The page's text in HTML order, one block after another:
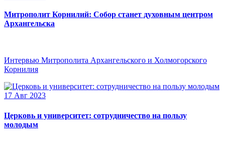
Митрополит Корнилий: Собор станет духовным центром
Архангельска
Интервью Митрополита Архангельского и Холмогорского
Корнилия
17 Авг 2023
Церковь и университет: сотрудничество на пользу
молодым